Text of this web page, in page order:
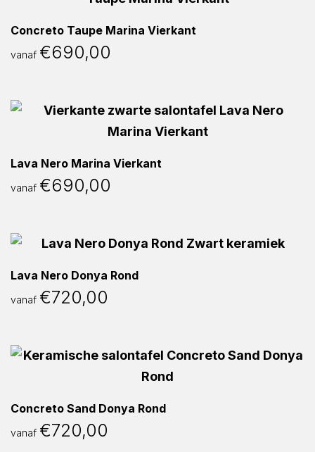
Concreto Taupe Marina Vierkant
vanaf €690,00
Lava Nero Marina Vierkant
vanaf €690,00
Lava Nero Donya Rond
vanaf €720,00
Concreto Sand Donya Rond
vanaf €720,00